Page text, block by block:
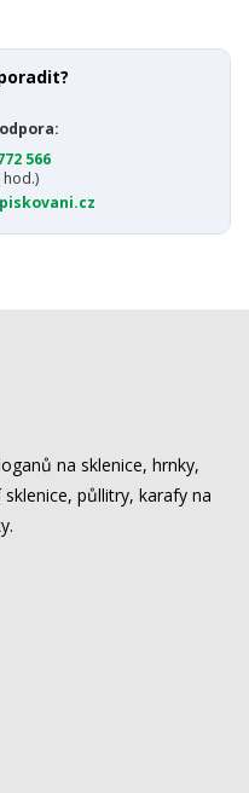
566
hod.)
na sklenice, hrnky,
půllitry, karafy na